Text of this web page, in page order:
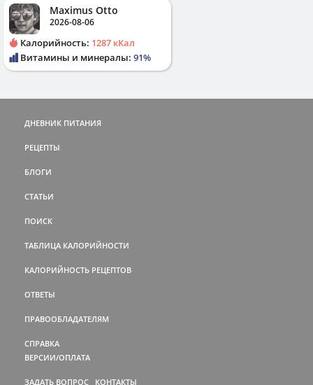
Maximus Otto
2026-08-06
Калорийность: 1287 кКал
Витамины и минералы: 91%
ДНЕВНИК ПИТАНИЯ
РЕЦЕПТЫ
БЛОГИ
СТАТЬИ
ПОИСК
ТАБЛИЦА КАЛОРИЙНОСТИ
КАЛОРИЙНОСТЬ РЕЦЕПТОВ
ОТВЕТЫ
ПРАВООБЛАДАТЕЛЯМ
СПРАВКА
ВЕРСИИ/ОПЛАТА
ЗАДАТЬ ВОПРОС КОНТАКТЫ